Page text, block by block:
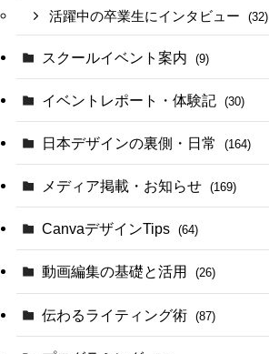
活躍中の卒業生にインタビュー (32)
スクールイベント案内 (9)
イベントレポート・体験記 (30)
日本デザインの裏側・日常 (164)
メディア掲載・お知らせ (169)
CanvaデザインTips (64)
動画編集の基礎と活用 (26)
伝わるライティング術 (87)